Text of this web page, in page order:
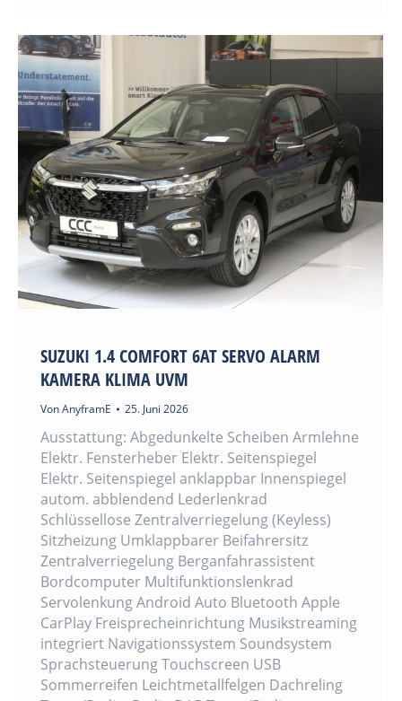
SUZUKI 1.4 COMFORT 6AT SERVO ALARM
KAMERA KLIMA UVM
VonAnyframE 25. Juni 2026
Ausstattung: Abgedunkelte Scheiben Armlehne
Elektr. Fensterheber Elektr. Seitenspiegel
Elektr. Seitenspiegel anklappbar Innenspiegel
autom. abblendend Lederlenkrad
Schlüssellose Zentralverriegelung (Keyless)
Sitzheizung Umklappbarer Beifahrersitz
Zentralverriegelung Berganfahrassistent
Bordcomputer Multifunktionslenkrad
Servolenkung Android Auto Bluetooth Apple
CarPlay Freisprecheinrichtung Musikstreaming
integriert Navigationssystem Soundsystem
Sprachsteuerung Touchscreen USB
Sommerreifen Leichtmetallfelgen Dachreling